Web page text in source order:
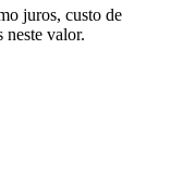
juros, custo de
neste valor.